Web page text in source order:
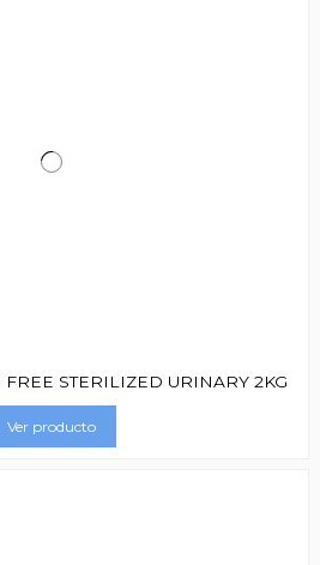
FREE STERILIZED URINARY 2KG
Ver producto